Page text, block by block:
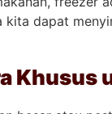
kita dapat
Khusus